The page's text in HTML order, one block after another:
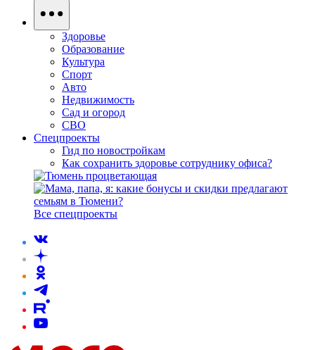
Здоровье
Образование
Культура
Спорт
Авто
Недвижимость
Сад и огород
СВО
Спецпроекты
Гид по новостройкам
Как сохранить здоровье сотруднику офиса?
Все спецпроекты